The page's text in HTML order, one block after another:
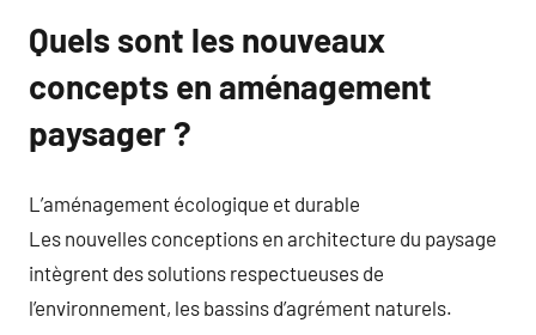
Quels sont les nouveaux
concepts en aménagement
paysager ?
L’aménagement écologique et durable
Les nouvelles conceptions en architecture du paysage
intègrent des solutions respectueuses de
l’environnement, les bassins d’agrément naturels.